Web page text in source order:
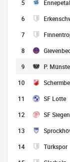
5 Ennepetal
6
7
8
9 P.
10
11 SF Lotte
12 SF Siegen
13
14 Türkspor